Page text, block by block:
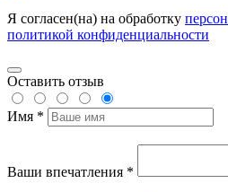
Я согласен(на) на обработку
политикой конфиденциальности
Оставить отзыв
Имя *
Ваши впечатления *